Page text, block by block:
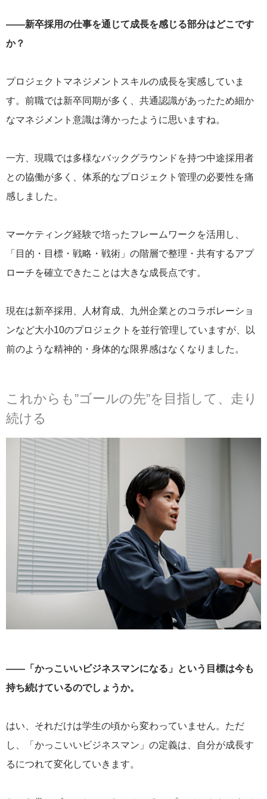
——新卒採用の仕事を通じて成長を感じる部分はどこです
か？
プロジェクトマネジメントスキルの成長を実感していま
す。前職では新卒同期が多く、共通認識があったため細か
なマネジメント意識は薄かったように思いますね。
一方、現職では多様なバックグラウンドを持つ中途採用者
との協働が多く、体系的なプロジェクト管理の必要性を痛
感しました。
マーケティング経験で培ったフレームワークを活用し、
「目的・目標・戦略・戦術」の階層で整理・共有するアプ
ローチを確立できたことは大きな成長点です。
現在は新卒採用、人材育成、九州企業とのコラボレーショ
ンなど大小10のプロジェクトを並行管理していますが、以
前のような精神的・身体的な限界感はなくなりました。
これからも”ゴールの先”を目指して、走り
続ける
——「かっこいいビジネスマンになる」という目標は今も
持ち続けているのでしょうか。
はい、それだけは学生の頃から変わっていません。ただ
し、「かっこいいビジネスマン」の定義は、自分が成長す
るにつれて変化していきます。